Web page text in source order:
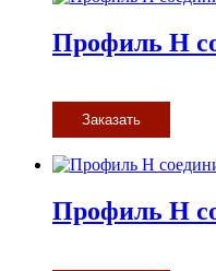
Профиль H
Заказать
Профиль H